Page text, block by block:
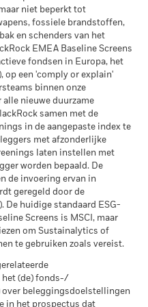
bruto-inkomsten, indien
Het rendement van uw
gevolg van
wordt gedaan in een
de berekening van de
beleggen in om het even
bedraagt 30%.
. Gelieve
op te nemen met
49 00, of een e-mail te
Voor uw veiligheid worden
U kunt ook
Mediation Service. Meer
Equity Global
156,81
40,81
Ratings per
per 31/mrt/2026. De
0,52%
inzake betrokkenheid van
weergegeven voor
en gerapporteerd
hun inkomsten
zoals bepaald door MSCI
of oliezand (met een
bepaald door MSCI ESG
ketelkool 0,44% en voor
niet beperkt tot
fossiele brandstoffen,
en schenders van het
EMEA Baseline Screens
fondsen in Europa, het
op een 'comply or explain'
binnen onze
nieuwe duurzame
samen met de
in de aangepaste index te
met afzonderlijke
laten instellen met
worden bepaald. De
de invoering ervan in
geregeld door de
De huidige standaard ESG-
Screens is MSCI, maar
om Sustainalytics of
te gebruiken zoals vereist.
(de) fonds-/
beleggingsdoelstellingen
in het prospectus dat